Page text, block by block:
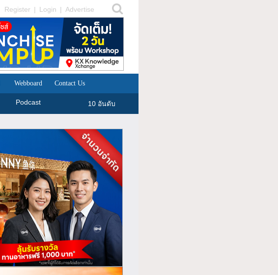
Register | Login | Advertise
Webboard Contact Us
Podcast 10 อันดับ